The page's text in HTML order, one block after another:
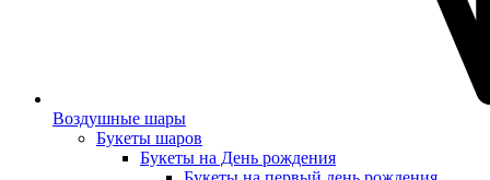
Воздушные шары
Букеты шаров
Букеты на День рождения